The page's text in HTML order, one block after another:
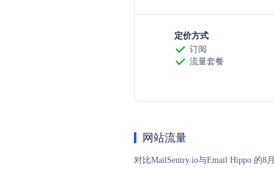
定价方式
订阅
流量套餐
网站流量
对比MailSentry.io与Email Hippo 的